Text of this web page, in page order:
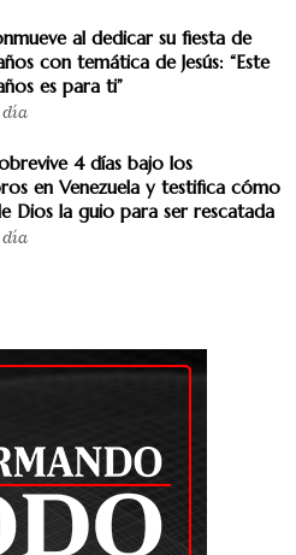
al dedicar su fiesta de
con temática de Jesús: “Este
es para ti”
día
4 días bajo los
en Venezuela y testifica cómo
Dios la guio para ser rescatada
día